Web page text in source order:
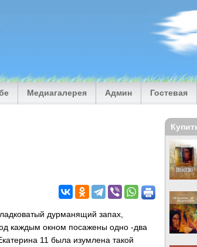
Медиагалерея Админ Гостевая
дурманящий запах,
каждым окном посажены одно -два
11 была изумлена такой